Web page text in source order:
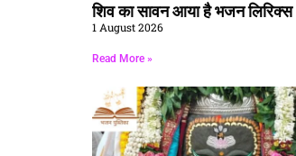
शिव का सावन आया है भजन लिरिक्स
1 August 2026
Read More »